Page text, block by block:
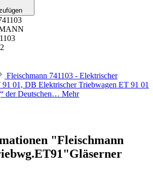
Fleischmann 741103 - Elektrischer
01, DB Elektrischer Triebwagen ET 91 01
der Deutschen… Mehr
"Fleischmann